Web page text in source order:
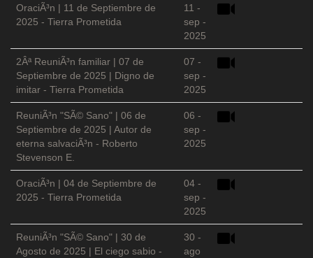
OraciÃ³n | 11 de Septiembre de
2025 - Tierra Prometida
11 -
sep -
2025
2Âª ReuniÃ³n familiar | 07 de
Septiembre de 2025 | Digno de
imitar - Tierra Prometida
07 -
sep -
2025
ReuniÃ³n "SÃ© Sano" | 06 de
Septiembre de 2025 | Autor de
eterna salvaciÃ³n - Roberto
Stevenson E.
06 -
sep -
2025
OraciÃ³n | 04 de Septiembre de
2025 - Tierra Prometida
04 -
sep -
2025
ReuniÃ³n "SÃ© Sano" | 30 de
Agosto de 2025 | El ciego sabio -
30 -
ago